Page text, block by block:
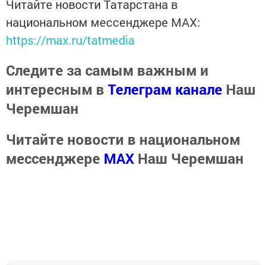
Читайте новости Татарстана в
национальном мессенджере MАХ:
https://max.ru/tatmedia
Следите за самым важным и
интересным в Телеграм канале Наш
Черемшан
Читайте новости в национальном
мессенджере MАХ Наш Черемшан